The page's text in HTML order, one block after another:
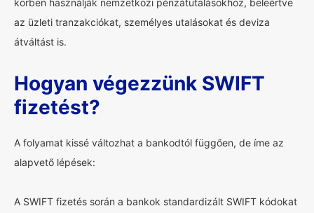
körben használják nemzetközi pénzátutalásokhoz, beleértve
az üzleti tranzakciókat, személyes utalásokat és deviza
átváltást is.
Hogyan végezzünk SWIFT
fizetést?
A folyamat kissé változhat a bankodtól függően, de íme az
alapvető lépések:
A SWIFT fizetés során a bankok standardizált SWIFT kódokat